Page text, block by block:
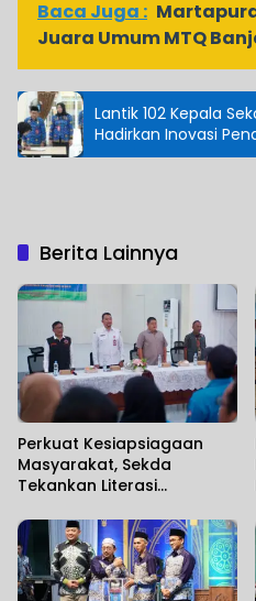
Baca Juga :
Juara Umum MTQ
Lantik 102 Kepala
Hadirkan Inovasi
Berita Lainnya
Perkuat Kesiapsiagaan
Masyarakat, Sekda
Tekankan Literasi